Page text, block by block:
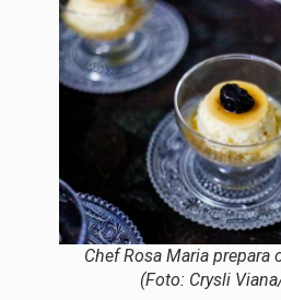
Chef Rosa Maria prepara
(Foto: Crysli